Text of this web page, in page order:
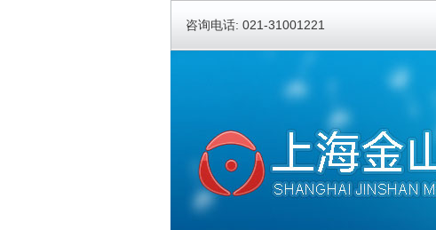
咨询电话: 021-31001221